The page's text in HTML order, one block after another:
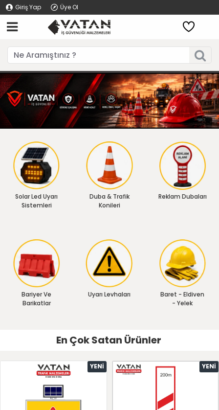
Giriş Yap Üye Ol
Solar Led Uyarı
Sistemleri
Duba & Trafik
Konileri
Reklam Dubaları
Bariyer Ve
Barikatlar
Uyarı Levhaları
Baret - Eldiven
- Yelek
En Çok Satan Ürünler
YENI YENI